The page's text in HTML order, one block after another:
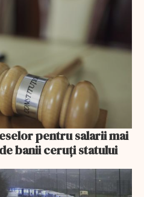
pentru salarii mai
banii ceruți statului